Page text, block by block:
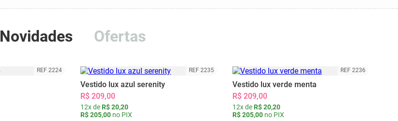
Novidades Ofertas
REF 2224 REF 2235
Vestido lux azul serenity
R$ 209,00
12x de R$ 20,20
R$ 205,00 no PIX
REF 2236
Vestido lux verde menta
R$ 209,00
12x de R$ 20,20
R$ 205,00no PIX